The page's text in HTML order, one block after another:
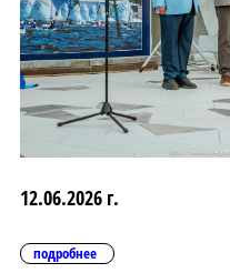
12.06.2026 г.
подробнее